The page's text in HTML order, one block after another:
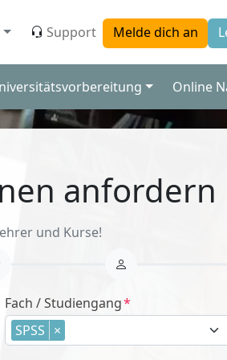
Support Melde dich an
Online
anfordern
und Kurse!
Fach / Studiengang
SPSS ×